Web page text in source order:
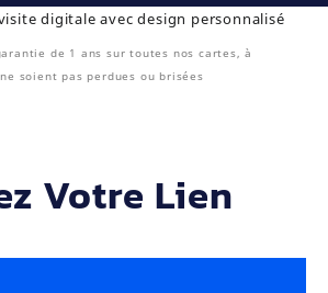
de 1 ans sur toutes nos cartes, à
soient pas perdues ou brisées
Votre Lien